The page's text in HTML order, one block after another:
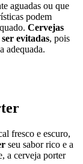
aguadas ou que
podem
Cervejas
evitadas, pois
adequada.
fresco e escuro,
seu sabor rico e a
a cerveja porter